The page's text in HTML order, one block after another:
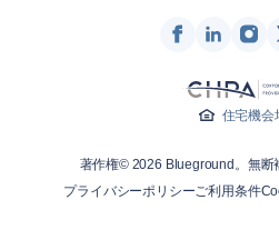
インフルエンサー＆アフィリエイト
ニュースルーム
住宅機会
著作権© 2026 Blueground。無断
プライバシーポリシーご利用条件